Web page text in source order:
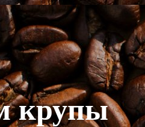
крупы